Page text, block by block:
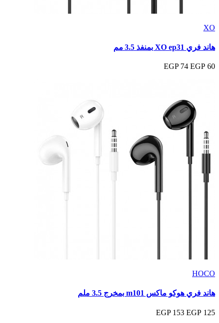
XO
هاند فري XO ep31 بمنفذ 3.5 مم
60 EGP
74 EGP
HOCO
هاند فري هوكو ماكس m101 بمخرج 3.5 ملم
125 EGP
153 EGP